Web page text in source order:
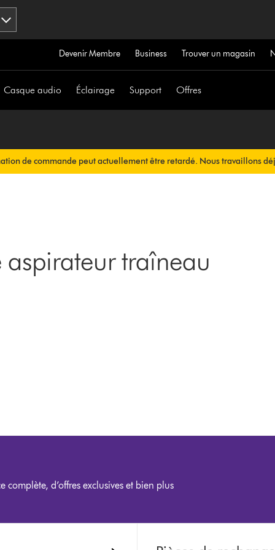
Devenir Membre Business Trouver un magasin
Casque audio Éclairage Support Offres
de commande peut actuellement être retardé. Nous travaillons
sera envoyée automatiquement dans les plus brefs délais.
traîneau
complète, d’offres exclusives et bien plus